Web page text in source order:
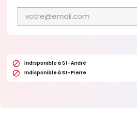
 Indisponible à St-André
 Indisponible à St-Pierre